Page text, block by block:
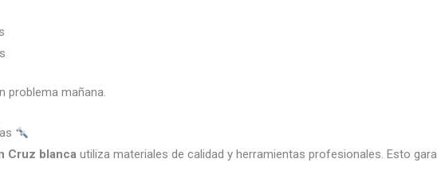
problema mañana.
Cruz blanca utiliza materiales de calidad y herramientas profesionales. Esto